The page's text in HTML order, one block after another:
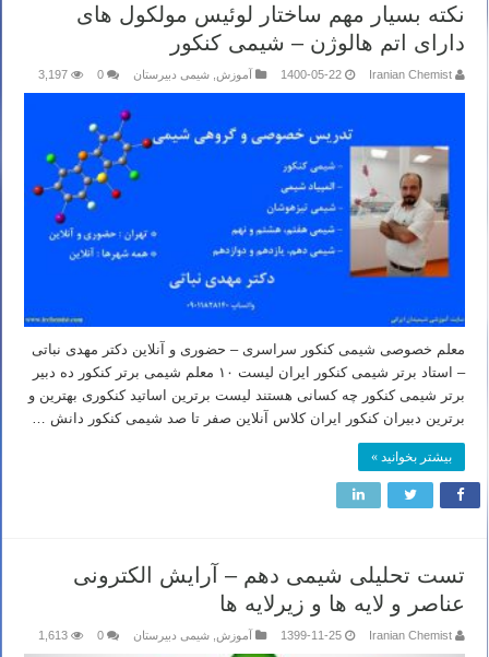
نکته بسیار مهم ساختار لوئیس مولکول های
دارای اتم هالوژن – شیمی کنکور
Iranian Chemist
1400-05-22 آموزش شیمی دبیرستان 0
3,197
معلم خصوصی شیمی کنکور سراسری – حضوری و آنلاین دکتر مهدی نباتی
– استاد برتر شیمی کنکور ایران لیست ۱۰ معلم شیمی برتر کنکور ده دبیر
برتر شیمی کنکور چه کسانی هستند لیست برترین اساتید کنکوری بهترین و
برترین دبیران کنکور ایران کلاس آنلاین صفر تا صد شیمی کنکور دانش …
بیشتر بخوانید »
تست تحلیلی شیمی دهم – آرایش الکترونی
عناصر و لایه ها و زیرلایه ها
Iranian Chemist
1399-11-25 آموزش شیمی دبیرستان 0
1,613